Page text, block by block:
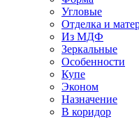
Угловые
Отделка и
Из МДФ
Зеркальные
Особенности
Купе
Эконом
Назначение
В коридор